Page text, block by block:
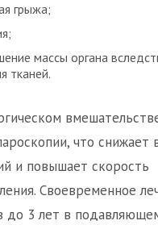
грыжа;
массы органа
тканей.
что снижает
и повышает скорость
Своевременное
до 3 лет в